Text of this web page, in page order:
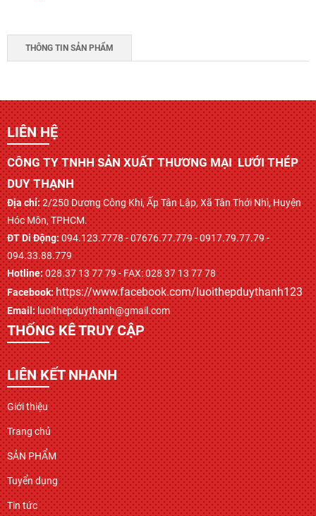
THÔNG TIN SẢN PHẨM
LIÊN HỆ
CÔNG TY TNHH SẢN XUẤT THƯƠNG MẠI LƯỚI THÉP
DUY THẠNH
Địa chỉ:2/250 Dương Công Khi, Ấp Tân Lập, Xã Tân Thới Nhì, Huyện
Hóc Môn, TPHCM.
ĐT Di Động:094.123.7778 - 07676.77.779 - 0917.79.77.79 -
094.33.88.779
Hotline:028.37 13 77 79 - FAX: 028 37 13 77 78
Facebook: https://www.facebook.com/luoithepduythanh123
Email:luoithepduythanh@gmail.com
THỐNG KÊ TRUY CẬP
LIÊN KẾT NHANH
Giới thiệu
Trang chủ
SẢN PHẨM
Tuyển dụng
Tin tức